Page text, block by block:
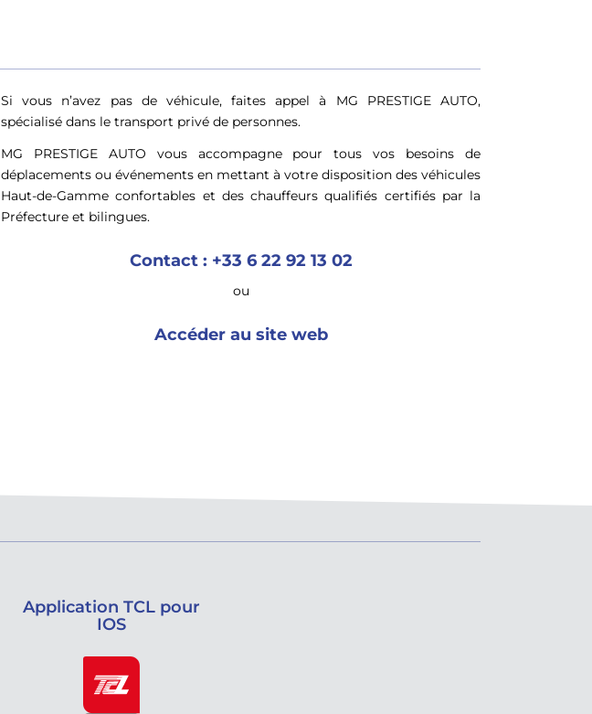
Si vous n’avez pas de véhicule, faites appel à MG PRESTIGE AUTO,
spécialisé dans le transport privé de personnes.
MG PRESTIGE AUTO vous accompagne pour tous vos besoins de
déplacements ou événements en mettant à votre disposition des véhicules
Haut-de-Gamme confortables et des chauffeurs qualifiés certifiés par la
Préfecture et bilingues.
Contact : +33 6 22 92 13 02
ou
Accéder au site web
Application TCL pour
IOS